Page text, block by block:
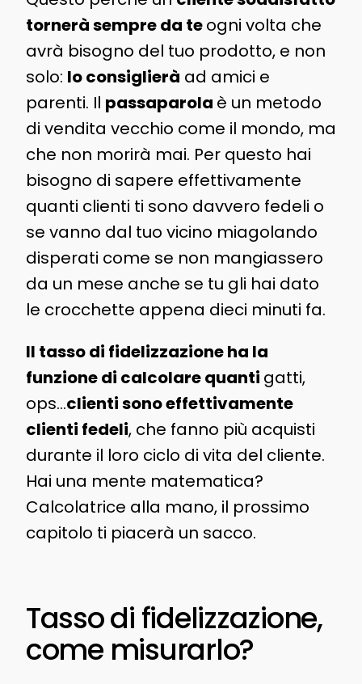
tornerà sempre da teogni volta che
avrà bisogno del tuo prodotto, e non
solo: lo consiglierà ad amici e
parenti. Il passaparola è un metodo
di vendita vecchio come il mondo, ma
che non morirà mai. Per questo hai
bisogno di sapere effettivamente
quanti clienti ti sono davvero fedeli o
se vanno dal tuo vicino miagolando
disperati come se non mangiassero
da un mese anche se tu gli hai dato
le crocchette appena dieci minuti fa.
Il tasso di fidelizzazione ha la
funzione di calcolare quanti gatti,
ops…clienti sono effettivamente
clienti fedeli, che fanno più acquisti
durante il loro ciclo di vita del cliente.
Hai una mente matematica?
Calcolatrice alla mano, il prossimo
capitolo ti piacerà un sacco.
Tasso di fidelizzazione,
come misurarlo?